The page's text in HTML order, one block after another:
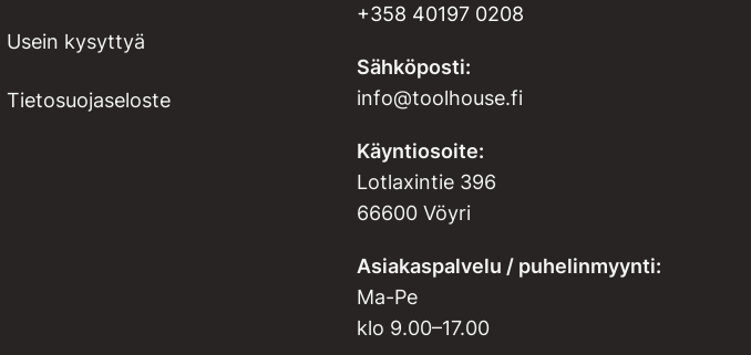
Usein kysyttyä
Tietosuojaseloste
+358 40197 0208
Sähköposti:
info@toolhouse.fi
Käyntiosoite:
Lotlaxintie 396
66600 Vöyri
Asiakaspalvelu / puhelinmyynti:
Ma-Pe
klo 9.00–17.00